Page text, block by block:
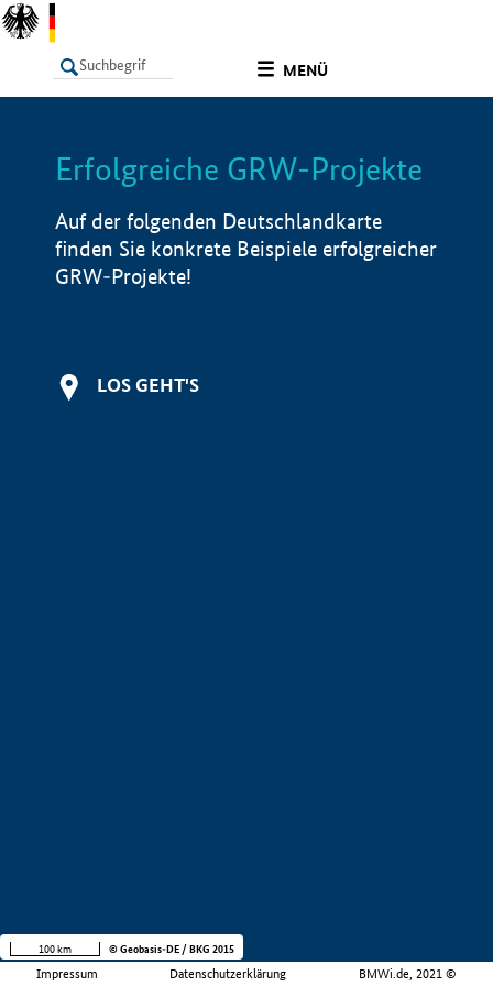
MENÜ
LISTE Info
Erfolgreiche GRW-Projekte
Auf der folgenden Deutschlandkarte
finden Sie konkrete Beispiele erfolgreicher
GRW-Projekte!
LOS GEHT'S
Impressum Datenschutzerklärung BMWi.de, 2021 ©
100 km © Geobasis-DE / BKG 2015